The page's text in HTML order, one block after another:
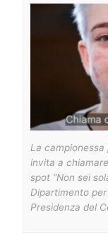
La campionessa
invita a
spot “Non sei
Dipartimento
Presidenza del